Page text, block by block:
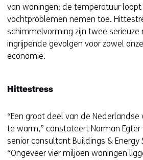
van woningen: de temperatuur loopt
vochtproblemen nemen toe.
schimmelvorming zijn twee serieuze
ingrijpende gevolgen voor zowel
economie.
Hittestress
“Een groot deel van de
te warm,” constateert Norman Egter
senior consultant Buildings & Energy
“Ongeveer vier miljoen woningen